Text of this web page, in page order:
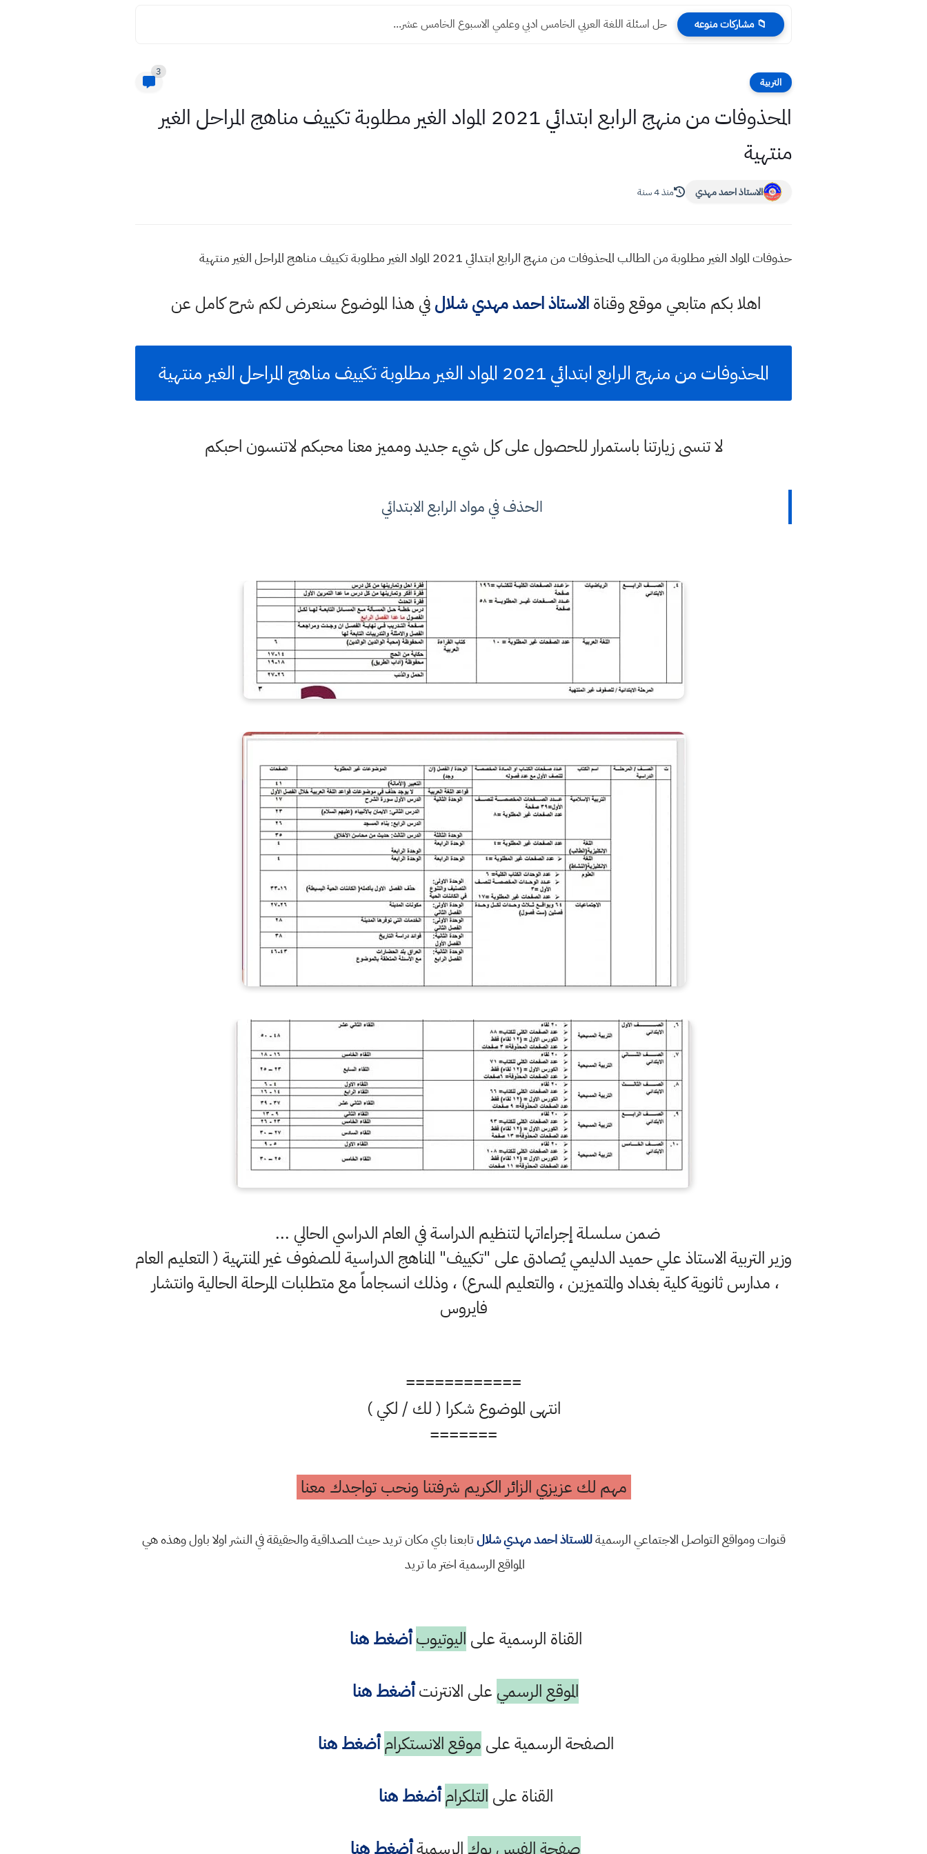
📁 مشاركات منوعه حل اسئلة اللغة العربي الخامس ادبي وعلمي الاسبوع الخامس عشر...
التربية
3
المحذوفات من منهج الرابع ابتدائي 2021 المواد الغير مطلوبة تكييف مناهج المراحل الغير
منتهية
الاستاذ احمد مهدي منذ 4 سنة
حذوفات المواد الغير مطلوبة من الطالب المحذوفات من منهج الرابع ابتدائي 2021 المواد الغير مطلوبة تكييف مناهج المراحل الغير منتهية
اهلا بكم متابعي موقع وقناةالاستاذ احمد مهدي شلالفي هذا الموضوع سنعرض لكم شرح كامل عن
المحذوفات من منهج الرابع ابتدائي 2021 المواد الغير مطلوبة تكييف مناهج المراحل الغير منتهية
لا تنسى زيارتنا باستمرار للحصول على كل شيء جديد ومميز معنا محبكم لاتنسون احبكم
الحذف في مواد الرابع الابتدائي
ضمن سلسلة إجراءاتها لتنظيم الدراسة في العام الدراسي الحالي ...
وزير التربية الاستاذ علي حميد الدليمي يُصادق على "تكييف" المناهج الدراسية للصفوف غير المنتهية ( التعليم العام
، مدارس ثانوية كلية بغداد والمتميزين ، والتعليم المسرع) ، وذلك انسجاماً مع متطلبات المرحلة الحالية وانتشار
فايروس
============
انتهى الموضوع شكرا ( لك / لكي )
=======
مهم لك عزيزي الزائر الكريم شرفتنا ونحب تواجدك معنا
قنوات ومواقع التواصل الاجتماعي الرسميةللاستاذ احمد مهدي شلالتابعنا باي مكان تريد حيث المصداقية والحقيقة في النشر اولا باول وهذه هي
المواقع الرسمية اختر ما تريد
القناة الرسمية على اليوتيوب أضغط هنا
الموقع الرسمي على الانترنتأضغط هنا
الصفحة الرسمية على موقع الانستكرام أضغط هنا
القناة على التلكرام أضغط هنا
صفحة الفيس بوك الرسميةأضغط هنا